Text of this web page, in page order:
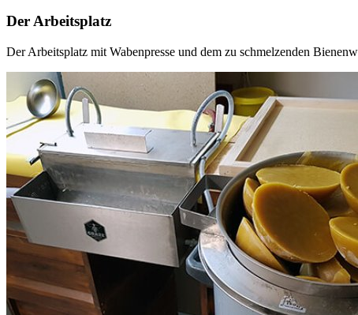
Der Arbeitsplatz
Der Arbeitsplatz mit Wabenpresse und dem zu schmelzenden